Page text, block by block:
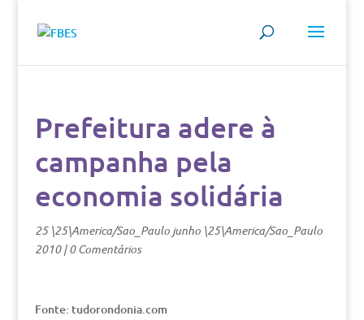
Prefeitura adere à
campanha pela
economia solidária
25 \25\America/Sao_Paulo junho \25\America/Sao_Paulo
2010|0 Comentários
Fonte: tudorondonia.com